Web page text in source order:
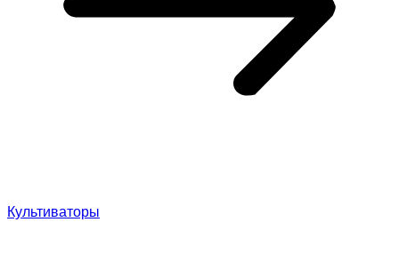
Культиваторы